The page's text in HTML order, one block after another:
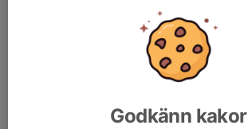
Anmälan är öppen för gruppens medlemmar.
Godkänn kakor